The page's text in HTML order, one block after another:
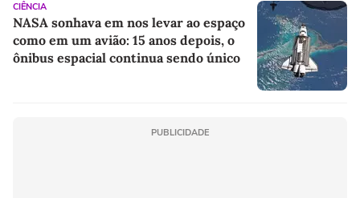
CIÊNCIA
NASA sonhava em nos levar ao espaço
como em um avião: 15 anos depois, o
ônibus espacial continua sendo único
PUBLICIDADE